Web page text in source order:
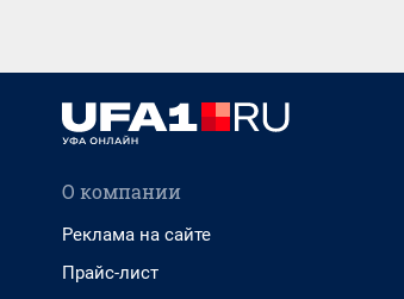
О компании
Реклама на сайте
Прайс-лист